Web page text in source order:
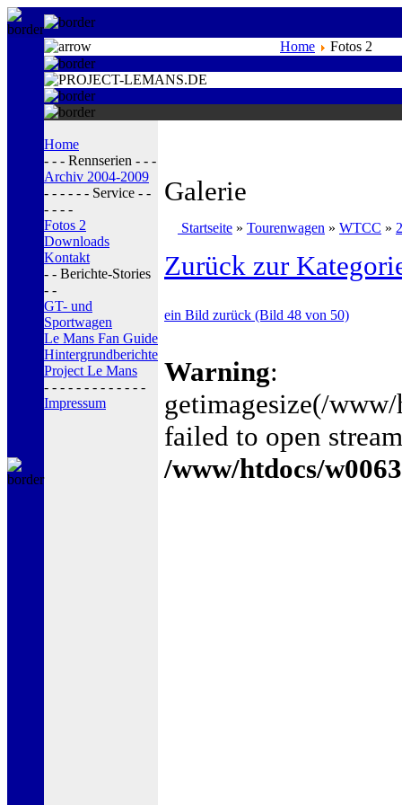
Home Fotos 2
Home
- - - Rennserien - - -
Archiv 2004-2009
- - - - - - Service - -
- - - -
Fotos 2
Downloads
Kontakt
- - Berichte-Stories
- -
GT- und
Sportwagen
Le Mans Fan Guide
Hintergrundberichte
Project Le Mans
- - - - - - - - - - - - -
Impressum
Galerie
Startseite » Tourenwagen » WTCC »
Zurück zur
ein Bild zurück (Bild 48 von 50)
Warning:
getimagesize(/
failed to open
/www/htdocs/